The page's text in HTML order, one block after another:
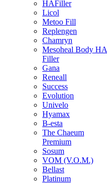
HAFiller
Licol
Metoo Fill
Replengen
Chamryn
Mesoheal Body HA
Filler
Gana
Reneall
Success
Evolution
Univelo
Hyamax
B-esta
The Chaeum
Premium
Sosum
VOM (V.O.M.)
Bellast
Platinum